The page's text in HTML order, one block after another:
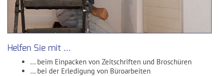
Helfen Sie mit ...
... beim Einpacken von Zeitschriften und Broschüren
... bei der Erledigung von Büroarbeiten